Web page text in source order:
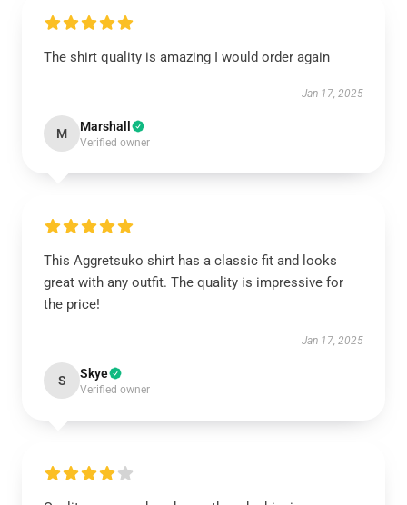
The shirt quality is amazing I would order again
Jan 17, 2025
M Marshall
Verified owner
This Aggretsuko shirt has a classic fit and looks
great with any outfit. The quality is impressive for
the price!
Jan 17, 2025
S Skye
Verified owner